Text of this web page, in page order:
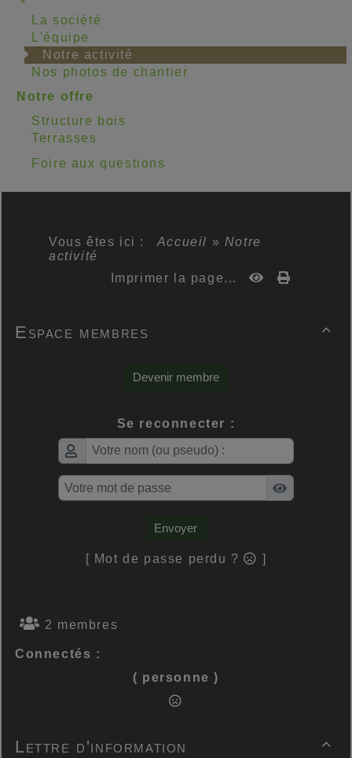
La société
L'équipe
Notre activité
Nos photos de chantier
Notre offre
Structure bois
Terrasses
Foire aux questions
Vous êtes ici : Accueil » Notre
activité
Imprimer la page...

Espace membres
Devenir membre
Se reconnecter :
Envoyer
[ Mot de passe perdu ? ]
2 membres
Connectés :
( personne )

Lettre d'information